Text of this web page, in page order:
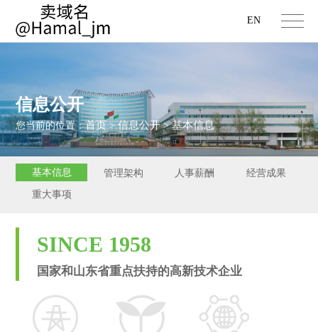
EN
信息公开
您当前的位置：首页>信息公开>基本信息
基本信息 管理架构 人事薪酬
经营成果
重大事项
SINCE 1958
国家和山东省重点扶持的高新技术企业